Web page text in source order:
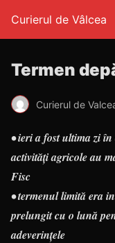
Curierul de Vâlcea
Termen
Curierul de
• ieri a fost ultima zi
activităţi agricole au
Fisc
• termenul limită era
prelungit cu o lună
adeverințele